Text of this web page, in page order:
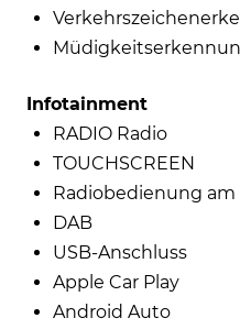
Infotainment
RADIO Radio
TOUCHSCREEN
Radiobedienung am
DAB
USB-Anschluss
Apple Car Play
Android Auto